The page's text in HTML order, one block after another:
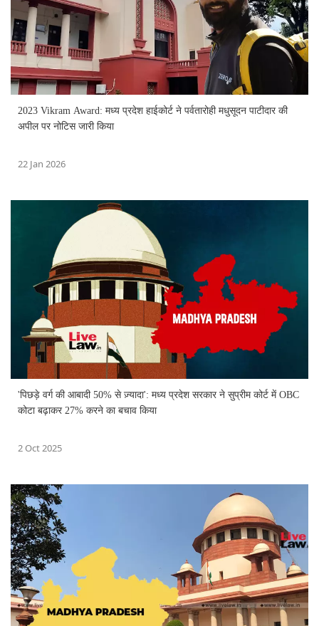
2023 Vikram Award: मध्य प्रदेश हाईकोर्ट ने पर्वतारोही मधुसूदन पाटीदार की
अपील पर नोटिस जारी किया
22 Jan 2026
'पिछड़े वर्ग की आबादी 50% से ज़्यादा': मध्य प्रदेश सरकार ने सुप्रीम कोर्ट में OBC
कोटा बढ़ाकर 27% करने का बचाव किया
2 Oct 2025